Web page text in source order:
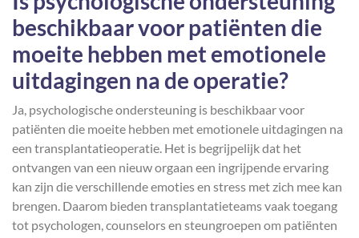
beschikbaar voor patiënten die
moeite hebben met emotionele
uitdagingen na de operatie?
Ja, psychologische ondersteuning is beschikbaar voor
patiënten die moeite hebben met emotionele uitdagingen na
een transplantatieoperatie. Het is begrijpelijk dat het
ontvangen van een nieuw orgaan een ingrijpende ervaring
kan zijn die verschillende emoties en stress met zich mee kan
brengen. Daarom bieden transplantatieteams vaak toegang
tot psychologen, counselors en steungroepen om patiënten